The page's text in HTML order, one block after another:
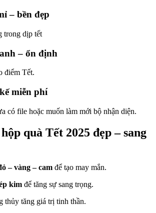
– bền đẹp
trong dịp tết
– ổn định
điểm Tết.
miễn phí
có file hoặc muốn làm mới bộ nhận diện.
quà Tết 2025 đẹp – sang
– vàng – cam để tạo may mắn.
kim để tăng sự sang trọng.
thủy tăng giá trị tinh thần.